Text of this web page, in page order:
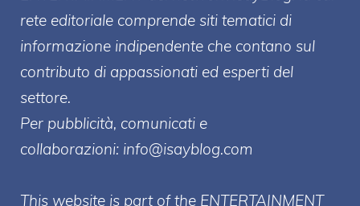
rete editoriale comprende siti tematici di
informazione indipendente che contano sul
contributo di appassionati ed esperti del
settore.
Per pubblicità, comunicati e
collaborazioni: info@isayblog.com
This website is part of the ENTERTAINMENT